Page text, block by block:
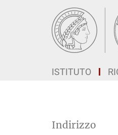
ISTITUTO
Indirizzo